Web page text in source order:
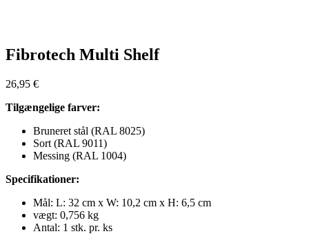
Fibrotech Multi Shelf
26,95 €
Tilgængelige farver:
Bruneret stål (RAL 8025)
Sort (RAL 9011)
Messing (RAL 1004)
Specifikationer:
Mål: L: 32 cm x W: 10,2 cm x H: 6,5 cm
vægt: 0,756 kg
Antal: 1 stk. pr. ks